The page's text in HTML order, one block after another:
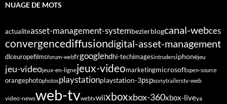
NUAGE DE MOTS
actualiteasset-management-systembezierblogcanal-webces
convergencediffusiondigital-asset-management
dlceuropefilmsforum-webfrgooglehdhi-techimagesintrudersiphonejeu
jeu-videojeux-en-lignejeux-videomarketingmicrosoftopen-source
orangephotophotosplaystationplaystation-3pspsonytrailerstv-web
video-newsweb-tvwebtvwiixboxxbox-360xbox-liveya